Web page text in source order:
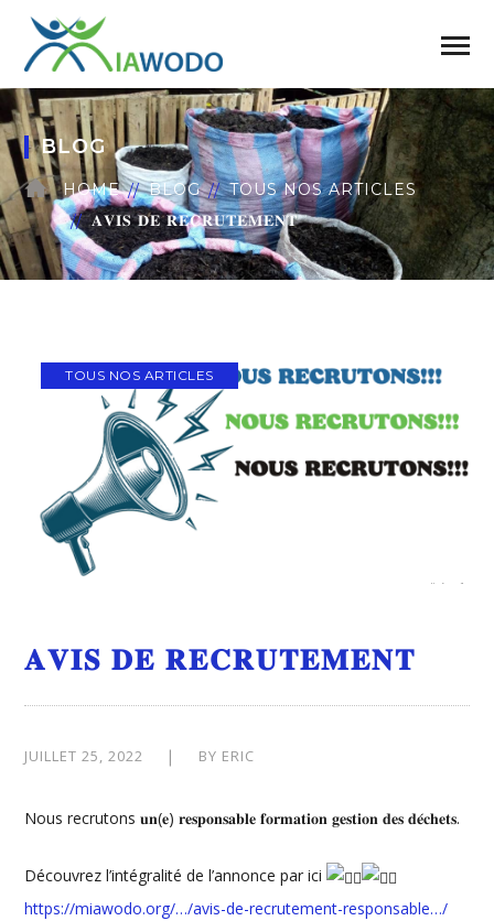
BLOG
HOME BLOG
TOUS NOS ARTICLES
𝐀𝐕𝐈𝐒 𝐃𝐄 𝐑𝐄𝐂𝐑𝐔𝐓𝐄𝐌𝐄𝐍𝐓
TOUS NOS ARTICLES
𝐀𝐕𝐈𝐒 𝐃𝐄 𝐑𝐄𝐂𝐑𝐔𝐓𝐄𝐌𝐄𝐍𝐓
JUILLET 25, 2022 BY ERIC
Nous recrutons 𝐮𝐧(𝐞) 𝐫𝐞𝐬𝐩𝐨𝐧𝐬𝐚𝐛𝐥𝐞 𝐟𝐨𝐫𝐦𝐚𝐭𝐢𝐨𝐧 𝐠𝐞𝐬𝐭𝐢𝐨𝐧 𝐝𝐞𝐬 𝐝𝐞́𝐜𝐡𝐞𝐭𝐬.
Découvrez l’intégralité de l’annonce par ici
https://miawodo.org/…/avis-de-recrutement-responsable…/